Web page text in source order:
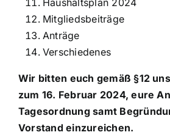
Haushaltsplan 2024
Mitgliedsbeiträge
Anträge
Verschiedenes
Wir bitten euch gemäß §12
zum 16. Februar 2024, eure
Tagesordnung samt
Vorstand einzureichen.